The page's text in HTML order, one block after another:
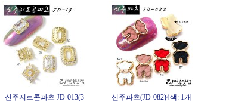
신주지르콘파츠 JD-013(3
신주파츠(JD-082)4색: 1개